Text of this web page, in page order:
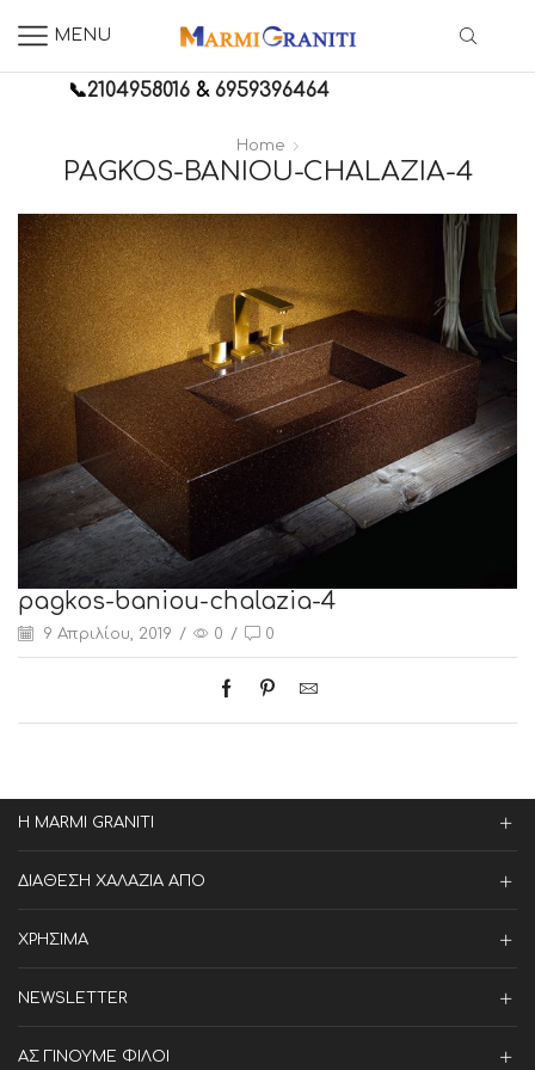
MENU
📞2104958016 &6959396464
Home
PAGKOS-BANIOU-CHALAZIA-4
pagkos-baniou-chalazia-4
9 Απριλίου, 2019 / 0 / 0
Η MARMI GRANITI
ΔΙΑΘΕΣΗ ΧΑΛΑΖΙΑ ΑΠΟ
ΧΡΗΣΙΜΑ
NEWSLETTER
ΑΣ ΓΙΝΟΥΜΕ ΦΙΛΟΙ